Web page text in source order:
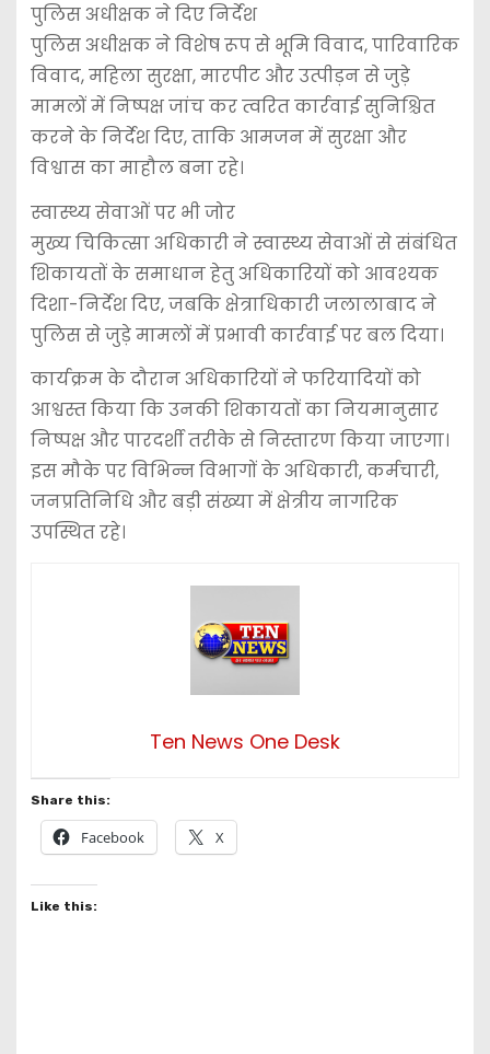
पुलिस अधीक्षक ने दिए निर्देश
पुलिस अधीक्षक ने विशेष रूप से भूमि विवाद, पारिवारिक
विवाद, महिला सुरक्षा, मारपीट और उत्पीड़न से जुड़े
मामलों में निष्पक्ष जांच कर त्वरित कार्रवाई सुनिश्चित
करने के निर्देश दिए, ताकि आमजन में सुरक्षा और
विश्वास का माहौल बना रहे।
स्वास्थ्य सेवाओं पर भी जोर
मुख्य चिकित्सा अधिकारी ने स्वास्थ्य सेवाओं से संबंधित
शिकायतों के समाधान हेतु अधिकारियों को आवश्यक
दिशा-निर्देश दिए, जबकि क्षेत्राधिकारी जलालाबाद ने
पुलिस से जुड़े मामलों में प्रभावी कार्रवाई पर बल दिया।
कार्यक्रम के दौरान अधिकारियों ने फरियादियों को
आश्वस्त किया कि उनकी शिकायतों का नियमानुसार
निष्पक्ष और पारदर्शी तरीके से निस्तारण किया जाएगा।
इस मौके पर विभिन्न विभागों के अधिकारी, कर्मचारी,
जनप्रतिनिधि और बड़ी संख्या में क्षेत्रीय नागरिक
उपस्थित रहे।
Ten News One Desk
Share this:
Facebook X
Like this: